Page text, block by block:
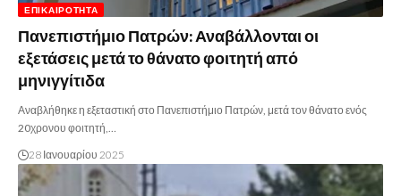
ΕΠΙΚΑΙΡΌΤΗΤΑ
Πανεπιστήμιο Πατρών: Αναβάλλονται οι
εξετάσεις μετά το θάνατο φοιτητή από
μηνιγγίτιδα
Αναβλήθηκε η εξεταστική στο Πανεπιστήμιο Πατρών, μετά τον θάνατο ενός
20χρονου φοιτητή,…
28 Ιανουαρίου 2025